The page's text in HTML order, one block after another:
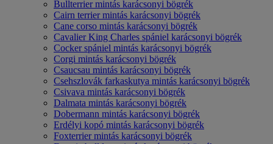
Bullterrier mintás karácsonyi bögrék
Cairn terrier mintás karácsonyi bögrék
Cane corso mintás karácsonyi bögrék
Cavalier King Charles spániel karácsonyi bögrék
Cocker spániel mintás karácsonyi bögrék
Corgi mintás karácsonyi bögrék
Csaucsau mintás karácsonyi bögrék
Csehszlovák farkaskutya mintás karácsonyi bögrék
Csivava mintás karácsonyi bögrék
Dalmata mintás karácsonyi bögrék
Dobermann mintás karácsonyi bögrék
Erdélyi kopó mintás karácsonyi bögrék
Foxterrier mintás karácsonyi bögrék